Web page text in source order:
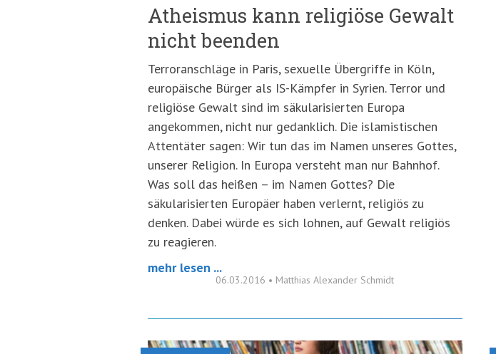
Atheismus kann religiöse Gewalt
nicht beenden
Terroranschläge in Paris, sexuelle Übergriffe in Köln,
europäische Bürger als IS-Kämpfer in Syrien. Terror und
religiöse Gewalt sind im säkularisierten Europa
angekommen, nicht nur gedanklich. Die islamistischen
Attentäter sagen: Wir tun das im Namen unseres Gottes,
unserer Religion. In Europa versteht man nur Bahnhof.
Was soll das heißen – im Namen Gottes? Die
säkularisierten Europäer haben verlernt, religiös zu
denken. Dabei würde es sich lohnen, auf Gewalt religiös
zu reagieren.
mehr lesen ...
06.03.2016 • Matthias Alexander Schmidt